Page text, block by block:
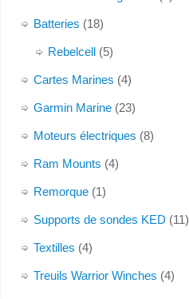
Batteries (18)
Rebelcell (5)
Cartes Marines (4)
Garmin Marine (23)
Moteurs électriques (8)
Ram Mounts (4)
Remorque (1)
Supports de sondes KED (11)
Textilles (4)
Treuils Warrior Winches (4)